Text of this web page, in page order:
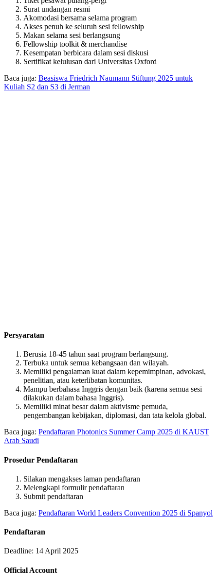
Surat undangan resmi
Akomodasi bersama selama program
Akses penuh ke seluruh sesi fellowship
Makan selama sesi berlangsung
Fellowship toolkit & merchandise
Kesempatan berbicara dalam sesi diskusi
Sertifikat kelulusan dari Universitas Oxford
Baca juga: Beasiswa Friedrich Naumann Stiftung 2025 untuk
Kuliah S2 dan S3 di Jerman
Persyaratan
Berusia 18-45 tahun saat program berlangsung.
Terbuka untuk semua kebangsaan dan wilayah.
Memiliki pengalaman kuat dalam kepemimpinan, advokasi,
penelitian, atau keterlibatan komunitas.
Mampu berbahasa Inggris dengan baik (karena semua sesi
dilakukan dalam bahasa Inggris).
Memiliki minat besar dalam aktivisme pemuda,
pengembangan kebijakan, diplomasi, dan tata kelola global.
Baca juga: Pendaftaran Photonics Summer Camp 2025 di KAUST
Arab Saudi
Prosedur Pendaftaran
Silakan mengakses laman pendaftaran
Melengkapi formulir pendaftaran
Submit pendaftaran
Baca juga: Pendaftaran World Leaders Convention 2025 di Spanyol
Pendaftaran
Deadline: 14 April 2025
Official Account